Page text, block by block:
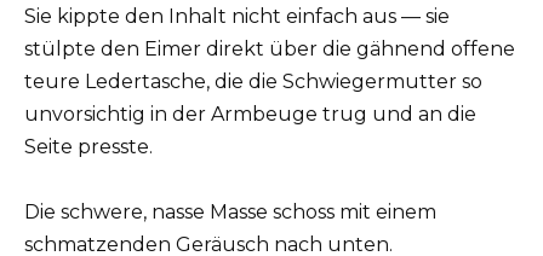
Sie kippte den Inhalt nicht einfach aus — sie
stülpte den Eimer direkt über die gähnend offene
teure Ledertasche, die die Schwiegermutter so
unvorsichtig in der Armbeuge trug und an die
Seite presste.
Die schwere, nasse Masse schoss mit einem
schmatzenden Geräusch nach unten.